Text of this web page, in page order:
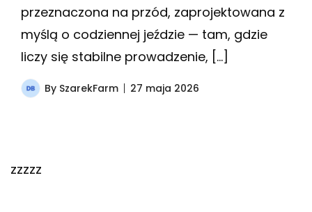
przeznaczona na przód, zaprojektowana z
myślą o codziennej jeździe — tam, gdzie
liczy się stabilne prowadzenie, […]
By SzarekFarm 27 maja 2026
zzzzz